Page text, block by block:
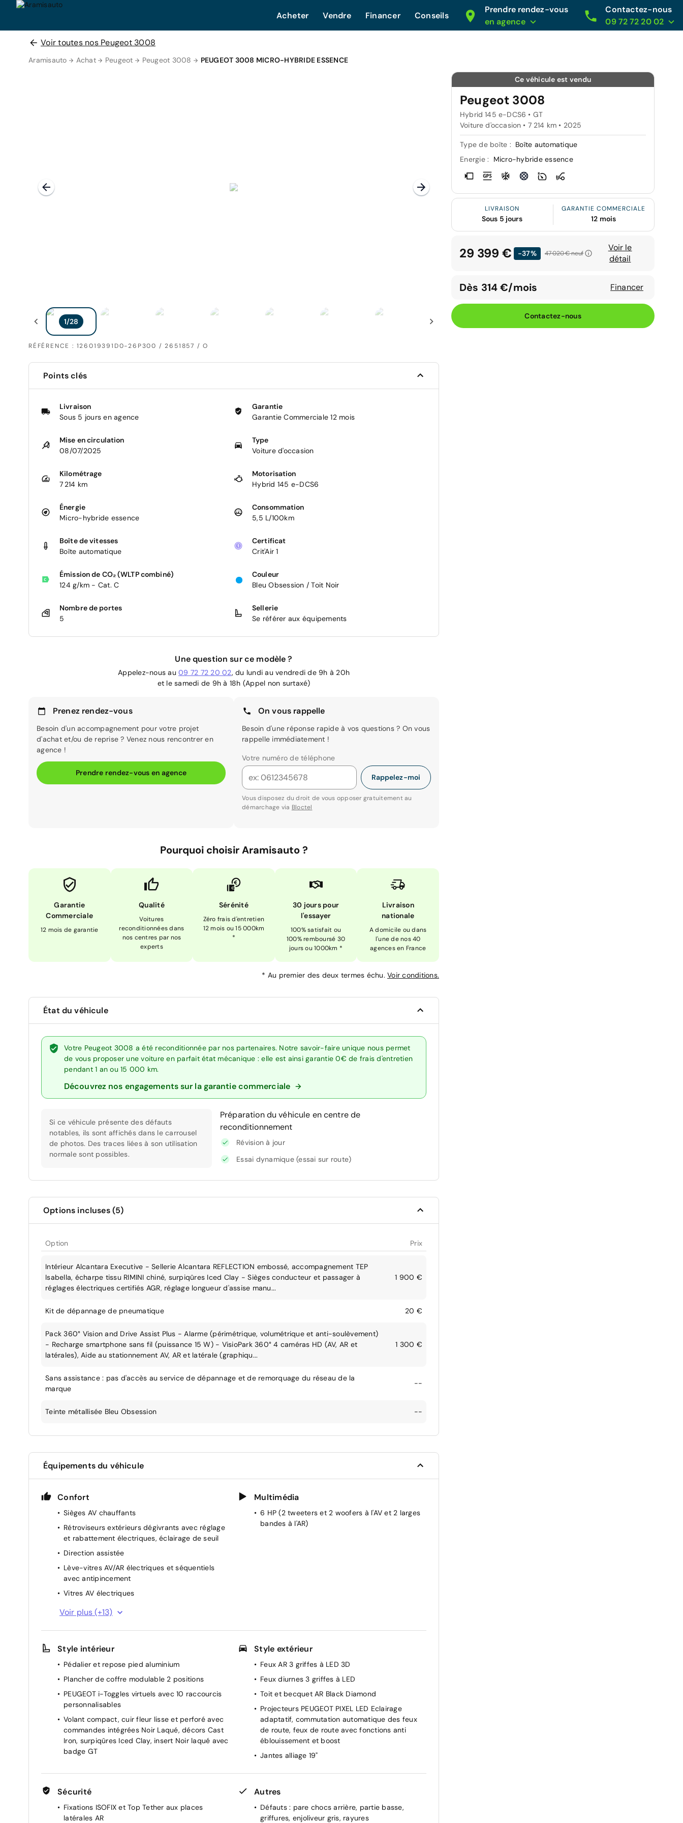
Acheter Vendre Financer Conseils
Prendre rendez-vous
en agence
Contactez-nous
09 72 72 20 02
Voir toutes nos Peugeot 3008
Aramisauto Achat Peugeot Peugeot 3008 PEUGEOT 3008 MICRO-HYBRIDE ESSENCE
RÉFÉRENCE : 126019391D0-26P300 / 2651857 / O
Ce véhicule est vendu
Peugeot 3008
Hybrid 145 e-DCS6 • GT
Voiture d'occasion • 7 214 km • 2025
Type de boîte : Boîte automatique
Energie :
Micro-hybride essence
LIVRAISON
Sous 5 jours
GARANTIE COMMERCIALE
12 mois
29 399 € -37% 47 020 €neuf
Voir le
détail
Dès 314 €/mois Financer
Contactez-nous
Points clés
Livraison
Sous 5 jours en agence
Garantie
Garantie Commerciale 12 mois
Mise en circulation
08/07/2025
Type
Voiture d'occasion
Kilométrage
7 214 km
Motorisation
Hybrid 145 e-DCS6
Énergie
Micro-hybride essence
Consommation
5,5 L/100km
Boîte de vitesses
Boîte automatique
Certificat
Crit'Air 1
Émission de CO₂ (WLTP combiné)
124 g/km - Cat. C
Couleur
Bleu Obsession / Toit Noir
Nombre de portes
5
Sellerie
Se référer aux équipements
Une question sur ce modèle ?
Appelez-nous au 09 72 72 20 02, du lundi au vendredi de 9h à 20h
et le samedi de 9h à 18h (Appel non surtaxé)
Prenez rendez-vous
Besoin d'un accompagnement pour votre projet
d'achat et/ou de reprise ? Venez nous rencontrer en
agence !
Prendre rendez-vous en agence
On vous rappelle
Besoin d'une réponse rapide à vos questions ? On vous
rappelle immédiatement !
Votre numéro de téléphone
Rappelez-moi
Vous disposez du droit de vous opposer gratuitement au
démarchage via Bloctel
Pourquoi choisir Aramisauto ?
Garantie
Commerciale
12 mois de garantie
Qualité
Voitures
reconditionnées dans
nos centres par nos
experts
Sérénité
Zéro frais d'entretien
12 mois ou 15 000km
*
30 jours pour
l'essayer
100% satisfait ou
100% remboursé 30
jours ou 1000km *
Livraison
nationale
A domicile ou dans
l'une de nos 40
agences en France
* Au premier des deux termes échu. Voir conditions.
État du véhicule
Votre Peugeot 3008 a été reconditionnée par nos partenaires. Notre savoir-faire unique nous permet
de vous proposer une voiture en parfait état mécanique : elle est ainsi garantie 0€ de frais d'entretien
pendant 1 an ou 15 000 km.
Découvrez nos engagements sur la garantie commerciale
Si ce véhicule présente des défauts
notables, ils sont affichés dans le carrousel
de photos. Des traces liées à son utilisation
normale sont possibles.
Préparation du véhicule en centre de
reconditionnement
Révision à jour
Essai dynamique (essai sur route)
Options incluses (5)
Option Prix
Intérieur Alcantara Executive - Sellerie Alcantara REFLECTION embossé, accompagnement TEP
Isabella, écharpe tissu RIMINI chiné, surpiqûres Iced Clay - Sièges conducteur et passager à
réglages électriques certifiés AGR, réglage longueur d'assise manu...
1 900 €
Kit de dépannage de pneumatique 20 €
Pack 360° Vision and Drive Assist Plus - Alarme (périmétrique, volumétrique et anti-soulèvement)
- Recharge smartphone sans fil (puissance 15 W) - VisioPark 360° 4 caméras HD (AV, AR et
latérales), Aide au stationnement AV, AR et latérale (graphiqu...
1 300 €
Sans assistance : pas d'accès au service de dépannage et de remorquage du réseau de la
marque
--
Teinte métallisée Bleu Obsession --
Équipements du véhicule
Confort
Sièges AV chauffants
Rétroviseurs extérieurs dégivrants avec réglage
et rabattement électriques, éclairage de seuil
Direction assistée
Lève-vitres AV/AR électriques et séquentiels
avec antipincement
Vitres AV électriques
Volant chauffant
Pare-brise feuilleté acoustique
Eclairage intérieur Miroirs de courtoisie
conducteur et passager occultables éclairés à
PEUGEOT i-Cockpit panoramique avec écran
Banquette AR avec dossier rabattable 40/20/40
4 poignées de maintien rétractables (2 à l'AV et
2 à l'AR)
Stellantis : son entretien amont est certifié par le
constructeur et reconnu par les garages du
réseau, sans qu'il soit nécessaire de fournir de
Voir plus (+13)
Multimédia
6 HP (2 tweeters et 2 woofers à l'AV et 2 larges
bandes à l'AR)
Style intérieur
Pédalier et repose pied aluminium
Plancher de coffre modulable 2 positions
PEUGEOT i-Toggles virtuels avec 10 raccourcis
personnalisables
Volant compact, cuir fleur lisse et perforé avec
commandes intégrées Noir Laqué, décors Cast
Iron, surpiqûres Iced Clay, insert Noir laqué avec
badge GT
Style extérieur
Feux AR 3 griffes à LED 3D
Feux diurnes 3 griffes à LED
Toit et becquet AR Black Diamond
Projecteurs PEUGEOT PIXEL LED Eclairage
adaptatif, commutation automatique des feux
de route, feux de route avec fonctions anti
éblouissement et boost
Jantes alliage 19"
Sécurité
Fixations ISOFIX et Top Tether aux places
latérales AR
Autres
Défauts : pare chocs arrière, partie basse,
griffures, enjoliveur gris, rayures